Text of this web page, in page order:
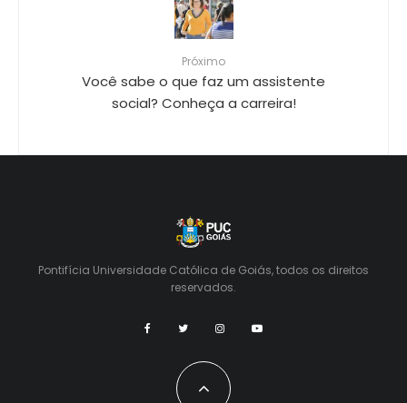
Próximo
Você sabe o que faz um assistente
social? Conheça a carreira!
Pontifícia Universidade Católica de Goiás, todos os direitos
reservados.